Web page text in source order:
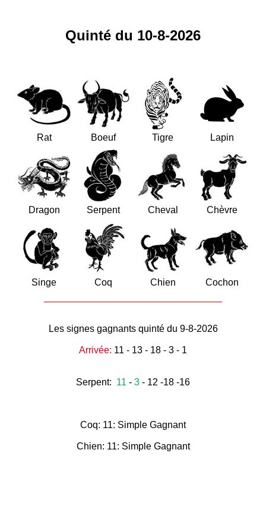
Quinté du 10-8-2026
Rat Boeuf Tigre Lapin
Dragon Serpent Cheval Chèvre
Singe Coq Chien Cochon
Les signes gagnants quinté du 9-8-2026
Arrivée: 11 - 13 - 18 - 3 - 1
Serpent: 11 - 3 - 12 -18 -16
Coq: 11: Simple Gagnant
Chien: 11: Simple Gagnant